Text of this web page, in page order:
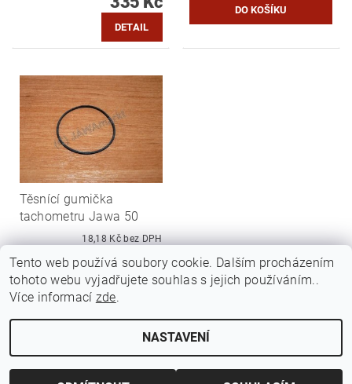
DETAIL
Těsnící gumička
tachometru Jawa 50
18,18 Kč bez DPH
22 Kč
2026 ©Jawamarkt, všechna práva vyhrazenaUpravit nastavení cookies
Tento web používá soubory cookie. Dalším procházením
tohoto webu vyjadřujete souhlas s jejich používáním..
Více informací zde.
NASTAVENÍ